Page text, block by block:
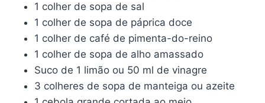
1 colher de sopa de sal
1 colher de sopa de páprica doce
1 colher de café de pimenta-do-reino
1 colher de sopa de alho amassado
Suco de 1 limão ou 50 ml de vinagre
3 colheres de sopa de manteiga ou azeite